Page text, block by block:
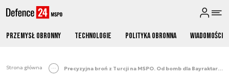
Przemysł obronny Technologie Polityka obronna Wiadomości
Strona główna Precyzyjna broń z Turcji na MSPO. Od bomb dla Bayraktarów do rakiet balistycznych